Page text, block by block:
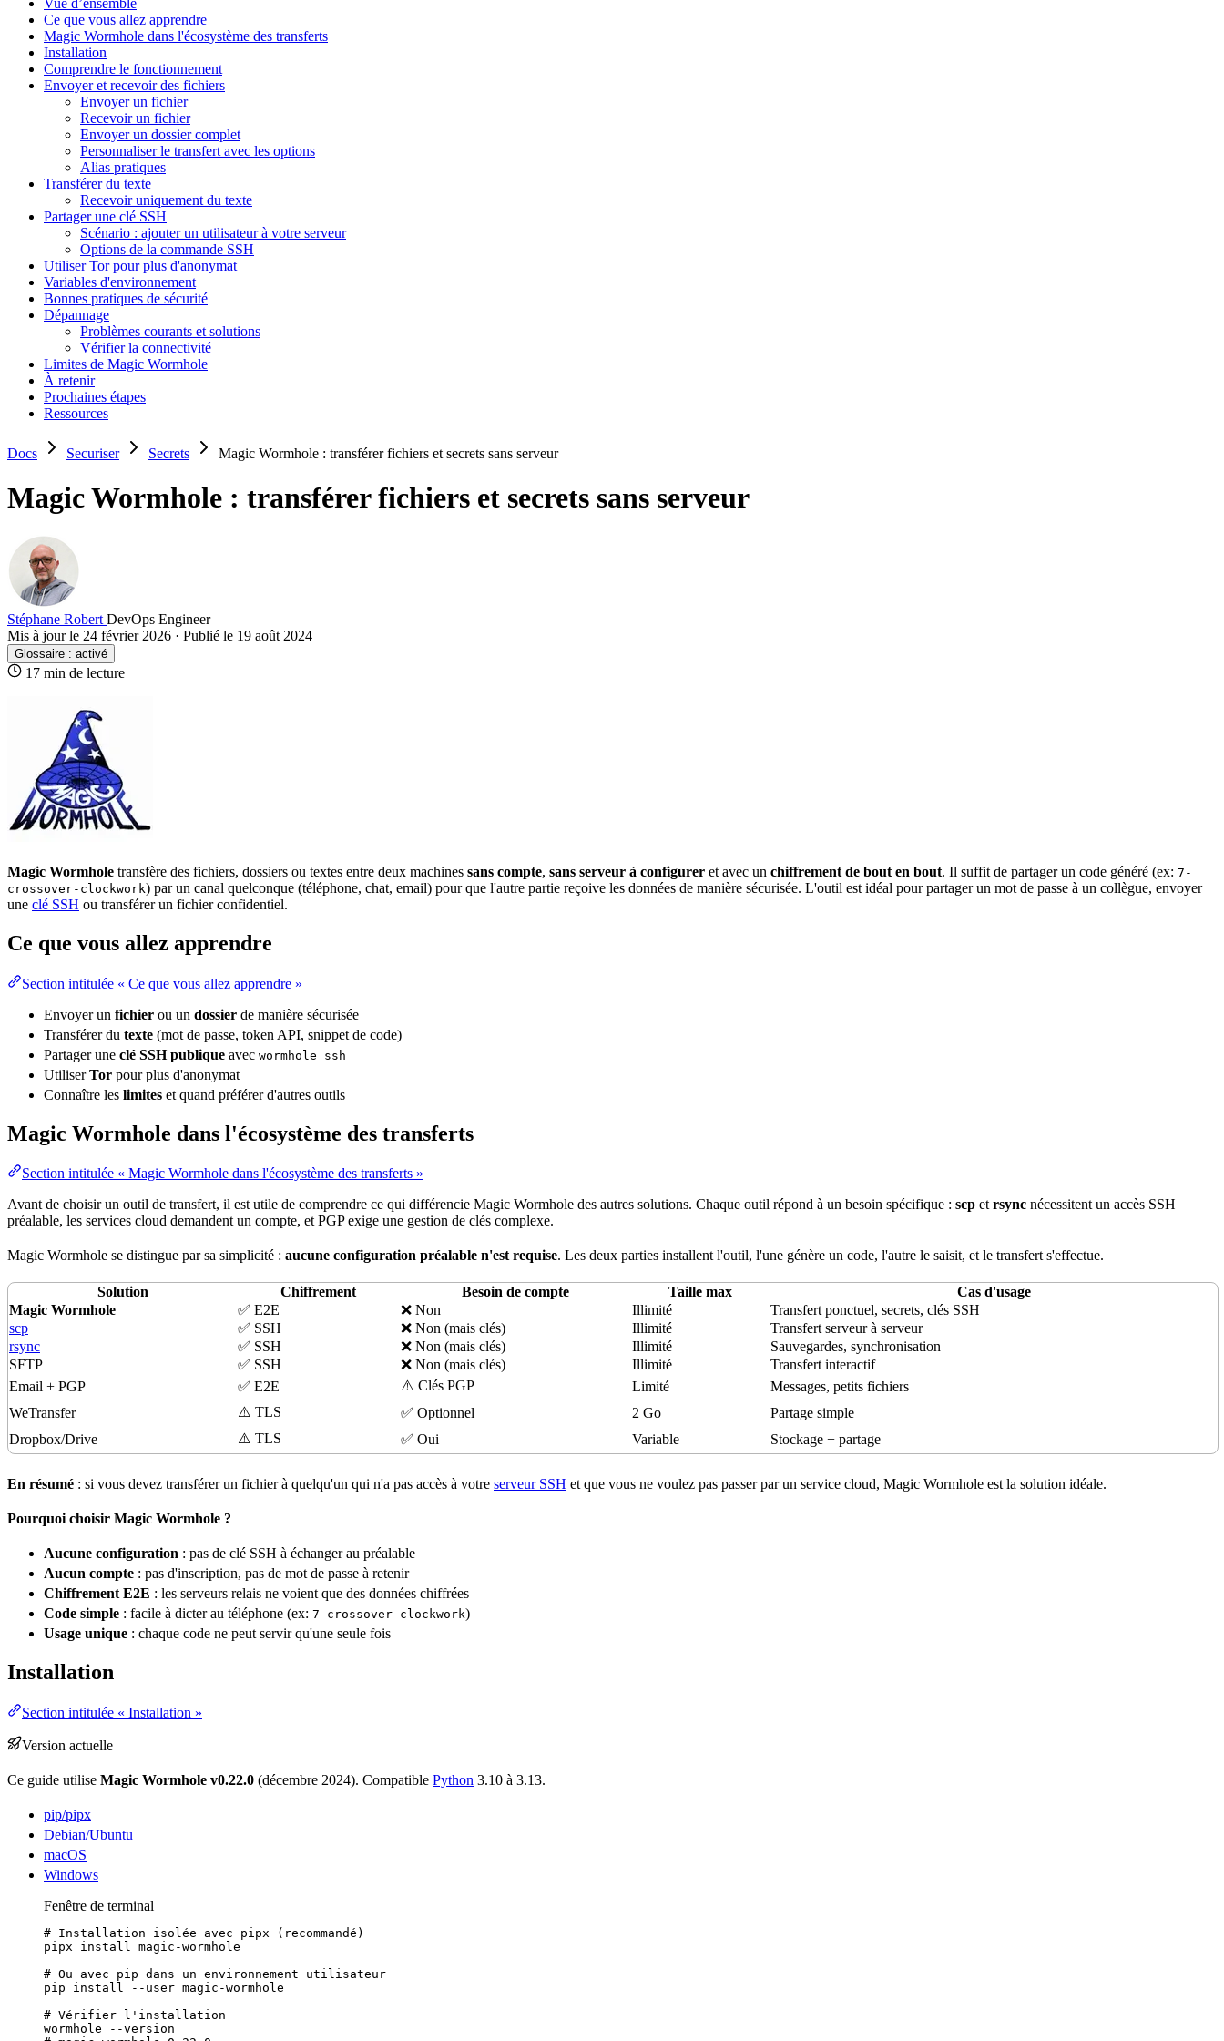
Ce que vous allez apprendre
Magic Wormhole dans l'écosystème des transferts
Installation
Comprendre le fonctionnement
Envoyer et recevoir des fichiers
Envoyer un fichier
Recevoir un fichier
Envoyer un dossier complet
Personnaliser le transfert avec les options
Alias pratiques
Transférer du texte
Recevoir uniquement du texte
Partager une clé SSH
Scénario : ajouter un utilisateur à votre serveur
Options de la commande SSH
Utiliser Tor pour plus d'anonymat
Variables d'environnement
Bonnes pratiques de sécurité
Dépannage
Problèmes courants et solutions
Vérifier la connectivité
Limites de Magic Wormhole
À retenir
Prochaines étapes
Ressources
Docs Securiser Secrets Magic Wormhole : transférer fichiers et secrets sans serveur
Magic Wormhole : transférer fichiers et secrets sans serveur
Stéphane Robert DevOps Engineer
Mis à jour le 24 février 2026 · Publié le 19 août 2024
Glossaire : activé
17 min de lecture
Magic Wormhole transfère des fichiers, dossiers ou textes entre deux machines sans compte, sans serveur à configurer et avec un chiffrement de bout en bout. Il suffit de partager un code généré (ex: 7-
crossover-clockwork) par un canal quelconque (téléphone, chat, email) pour que l'autre partie reçoive les données de manière sécurisée. L'outil est idéal pour partager un mot de passe à un collègue, envoyer
une clé SSH ou transférer un fichier confidentiel.
Ce que vous allez apprendre
Section intitulée « Ce que vous allez apprendre »
Envoyer un fichier ou un dossier de manière sécurisée
Transférer du texte (mot de passe, token API, snippet de code)
Partager une clé SSHpublique avec wormhole ssh
UtiliserTor pour plus d'anonymat
Connaître les limites et quand préférer d'autres outils
Magic Wormhole dans l'écosystème des transferts
Section intitulée « Magic Wormhole dans l'écosystème des transferts »
Avant de choisir un outil de transfert, il est utile de comprendre ce qui différencie Magic Wormhole des autres solutions. Chaque outil répond à un besoin spécifique : scp etrsync nécessitent un accès SSH
préalable, les services cloud demandent un compte, et PGP exige une gestion de clés complexe.
Magic Wormhole se distingue par sa simplicité : aucune configuration préalable n'est requise. Les deux parties installent l'outil, l'une génère un code, l'autre le saisit, et le transfert s'effectue.
Solution Chiffrement Besoin de compte Taille max
Cas d'usage
Magic Wormhole
✅ E2E ❌ Non Illimité Transfert ponctuel, secrets, clés SSH
scp
✅ SSH ❌ Non (mais clés) Illimité
Transfert serveur à serveur
rsync
✅ SSH ❌ Non (mais clés) Illimité
Sauvegardes, synchronisation
SFTP
✅ SSH ❌ Non (mais clés) Illimité
Transfert interactif
Email + PGP
✅ E2E ⚠️ Clés PGP Limité
Messages, petits fichiers
WeTransfer
⚠️ TLS ✅ Optionnel 2 Go
Partage simple
Dropbox/Drive
⚠️ TLS ✅ Oui Variable Stockage + partage
En résumé : si vous devez transférer un fichier à quelqu'un qui n'a pas accès à votre serveur SSH et que vous ne voulez pas passer par un service cloud, Magic Wormhole est la solution idéale.
Pourquoi choisir Magic Wormhole ?
Aucune configuration : pas de clé SSH à échanger au préalable
Aucun compte : pas d'inscription, pas de mot de passe à retenir
Chiffrement E2E : les serveurs relais ne voient que des données chiffrées
Code simple : facile à dicter au téléphone (ex: 7-crossover-clockwork)
Usage unique : chaque code ne peut servir qu'une seule fois
Installation
Section intitulée « Installation »
Version actuelle
Ce guide utilise Magic Wormhole v0.22.0 (décembre 2024). Compatible Python 3.10 à 3.13.
pip/pipx
Debian/Ubuntu
macOS
Windows
Fenêtre de terminal
# Installation isolée avec pipx (recommandé)
pipx
install magic-wormhole
# Ou avec pip dans un environnement utilisateur
pip
install --user magic-wormhole
# Vérifier l'installation
wormhole
--version